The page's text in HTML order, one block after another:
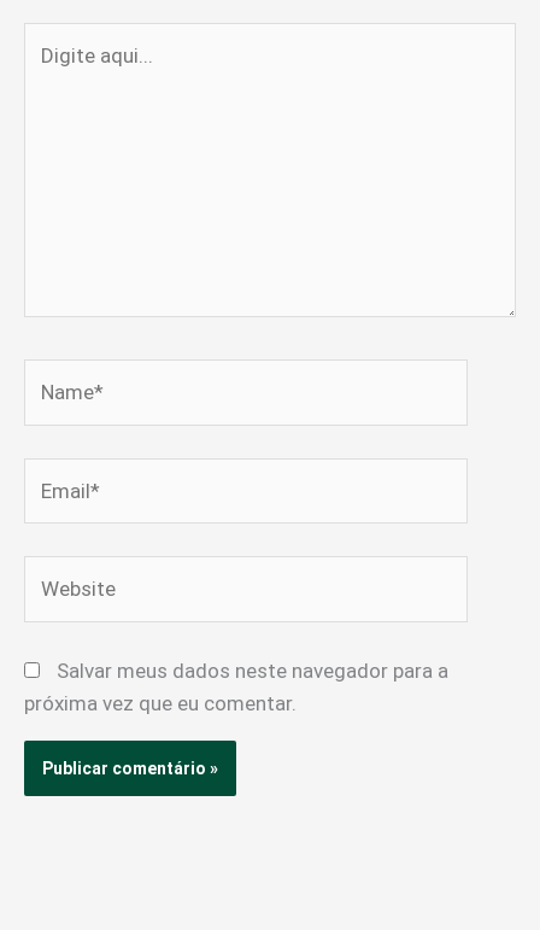
aqui...
Salvar meus dados neste navegador para a
próxima vez que eu comentar.